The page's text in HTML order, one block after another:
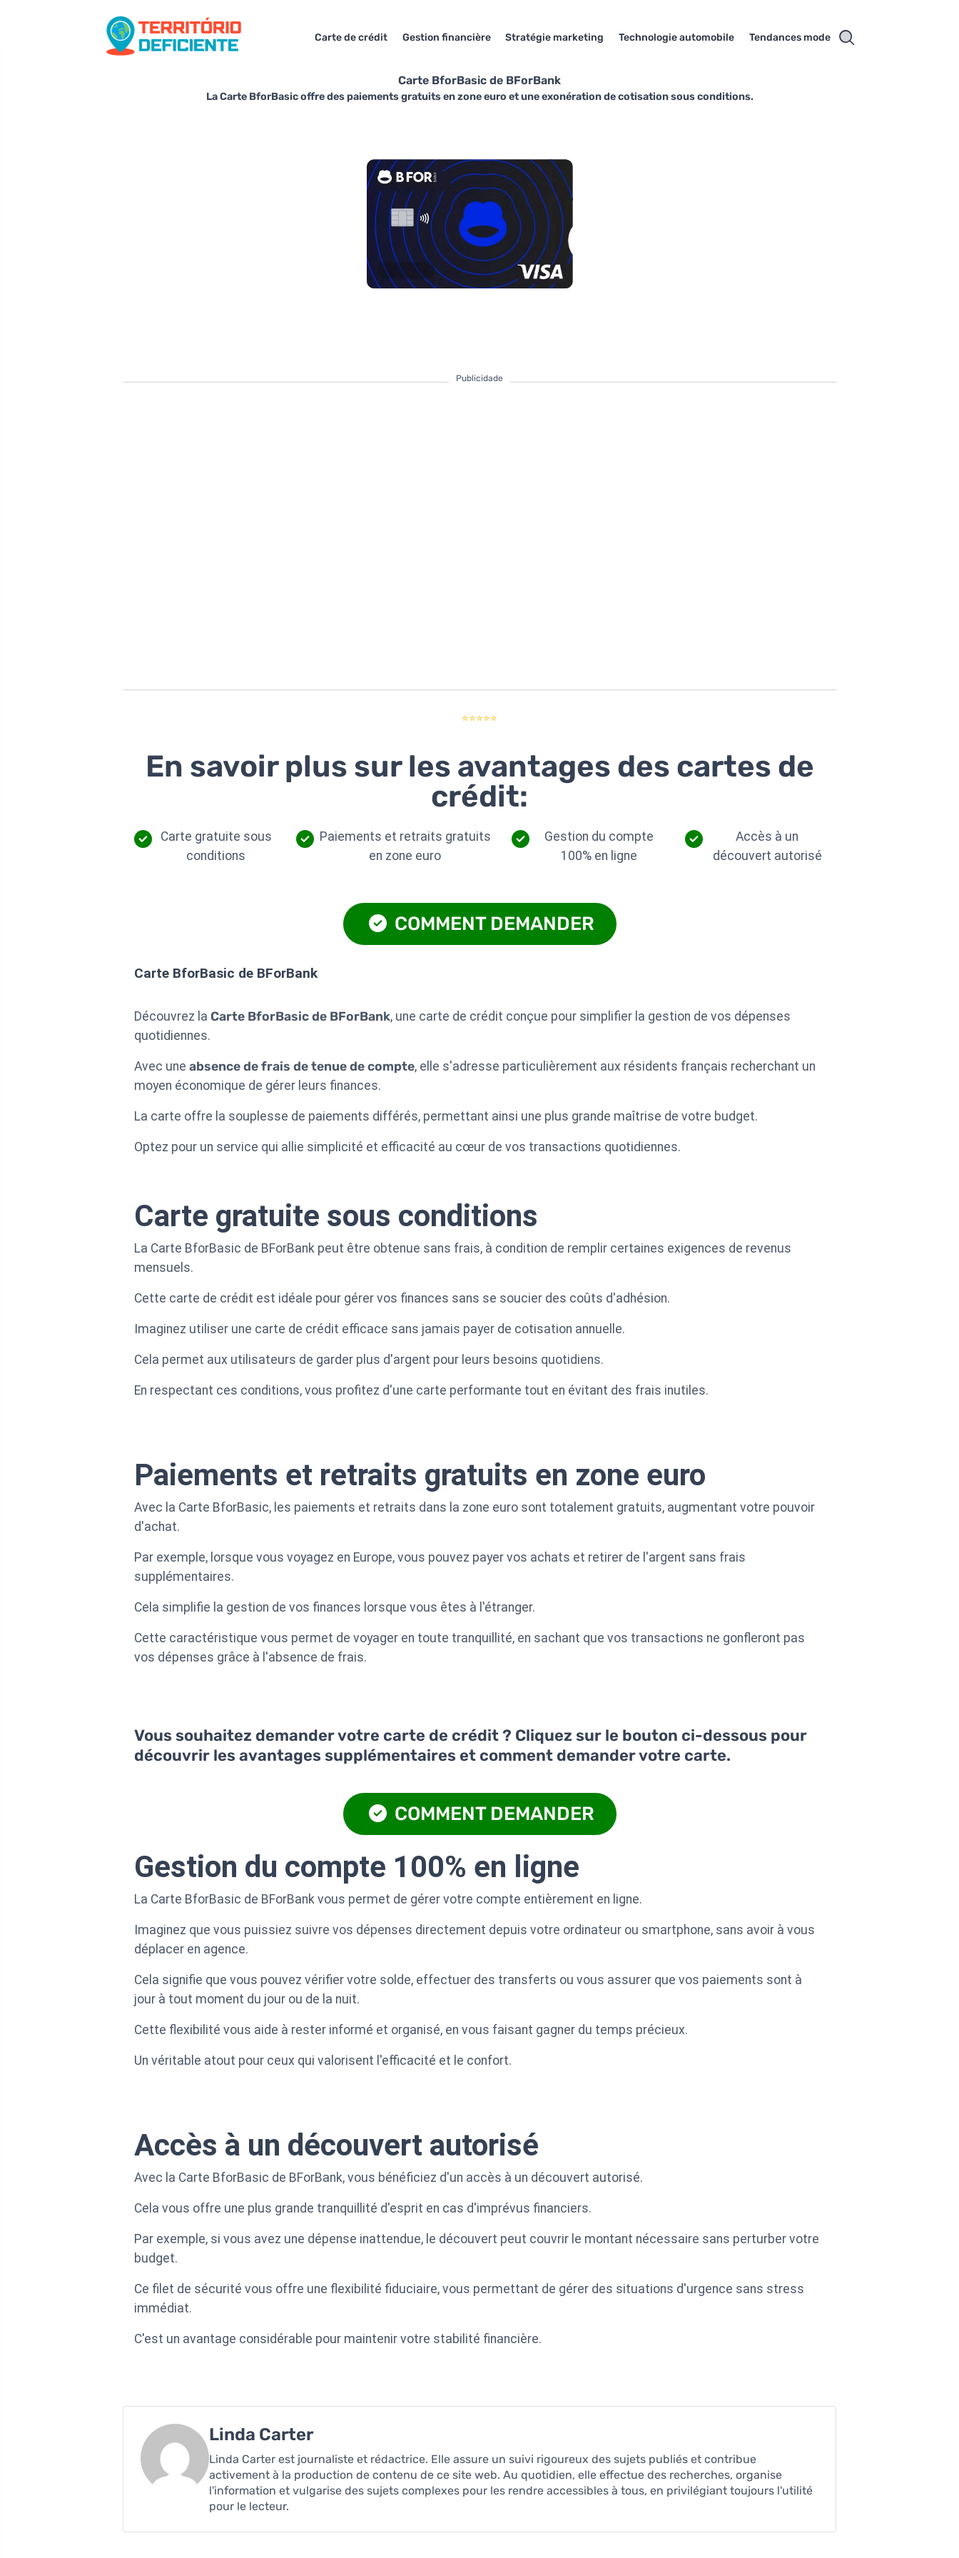
Carte de crédit Gestion financière Stratégie marketing Technologie automobile Tendances mode
Carte BforBasic de BForBank
La Carte BforBasic offre des paiements gratuits en zone euro et une exonération de cotisation sous conditions.
Publicidade
⭐⭐⭐⭐⭐
En savoir plus sur les avantages des cartes de
crédit:
Carte gratuite sous
conditions
Paiements et retraits gratuits
en zone euro
Gestion du compte
100% en ligne
Accès à un
découvert autorisé
COMMENT DEMANDER
Carte BforBasic de BForBank
Découvrez la Carte BforBasic de BForBank, une carte de crédit conçue pour simplifier la gestion de vos dépenses
quotidiennes.
Avec une absence de frais de tenue de compte, elle s'adresse particulièrement aux résidents français recherchant un
moyen économique de gérer leurs finances.
La carte offre la souplesse de paiements différés, permettant ainsi une plus grande maîtrise de votre budget.
Optez pour un service qui allie simplicité et efficacité au cœur de vos transactions quotidiennes.
Carte gratuite sous conditions
La Carte BforBasic de BForBank peut être obtenue sans frais, à condition de remplir certaines exigences de revenus
mensuels.
Cette carte de crédit est idéale pour gérer vos finances sans se soucier des coûts d'adhésion.
Imaginez utiliser une carte de crédit efficace sans jamais payer de cotisation annuelle.
Cela permet aux utilisateurs de garder plus d'argent pour leurs besoins quotidiens.
En respectant ces conditions, vous profitez d'une carte performante tout en évitant des frais inutiles.
Paiements et retraits gratuits en zone euro
Avec la Carte BforBasic, les paiements et retraits dans la zone euro sont totalement gratuits, augmentant votre pouvoir
d'achat.
Par exemple, lorsque vous voyagez en Europe, vous pouvez payer vos achats et retirer de l'argent sans frais
supplémentaires.
Cela simplifie la gestion de vos finances lorsque vous êtes à l'étranger.
Cette caractéristique vous permet de voyager en toute tranquillité, en sachant que vos transactions ne gonfleront pas
vos dépenses grâce à l'absence de frais.
Vous souhaitez demander votre carte de crédit ? Cliquez sur le bouton ci-dessous pour
découvrir les avantages supplémentaires et comment demander votre carte.
COMMENT DEMANDER
Gestion du compte 100% en ligne
La Carte BforBasic de BForBank vous permet de gérer votre compte entièrement en ligne.
Imaginez que vous puissiez suivre vos dépenses directement depuis votre ordinateur ou smartphone, sans avoir à vous
déplacer en agence.
Cela signifie que vous pouvez vérifier votre solde, effectuer des transferts ou vous assurer que vos paiements sont à
jour à tout moment du jour ou de la nuit.
Cette flexibilité vous aide à rester informé et organisé, en vous faisant gagner du temps précieux.
Un véritable atout pour ceux qui valorisent l'efficacité et le confort.
Accès à un découvert autorisé
Avec la Carte BforBasic de BForBank, vous bénéficiez d'un accès à un découvert autorisé.
Cela vous offre une plus grande tranquillité d'esprit en cas d'imprévus financiers.
Par exemple, si vous avez une dépense inattendue, le découvert peut couvrir le montant nécessaire sans perturber votre
budget.
Ce filet de sécurité vous offre une flexibilité fiduciaire, vous permettant de gérer des situations d'urgence sans stress
immédiat.
C'est un avantage considérable pour maintenir votre stabilité financière.
Linda Carter
Linda Carter est journaliste et rédactrice. Elle assure un suivi rigoureux des sujets publiés et contribue
activement à la production de contenu de ce site web. Au quotidien, elle effectue des recherches, organise
l'information et vulgarise des sujets complexes pour les rendre accessibles à tous, en privilégiant toujours l'utilité
pour le lecteur.